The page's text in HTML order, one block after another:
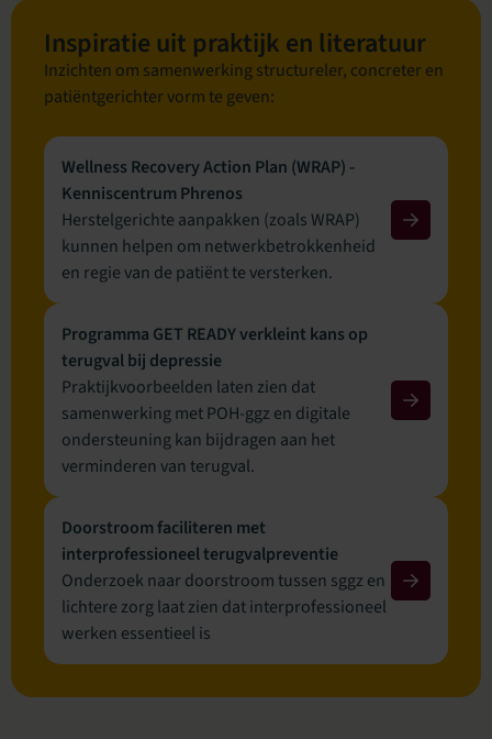
Inspiratie uit praktijk en literatuur
Inzichten om samenwerking structureler, concreter en
patiëntgerichter vorm te geven:
Wellness Recovery Action Plan (WRAP) -
Kenniscentrum Phrenos
Herstelgerichte aanpakken (zoals WRAP)
kunnen helpen om netwerkbetrokkenheid
en regie van de patiënt te versterken.
Programma GET READY verkleint kans op
terugval bij depressie
Praktijkvoorbeelden laten zien dat
samenwerking met POH-ggz en digitale
ondersteuning kan bijdragen aan het
verminderen van terugval.
Doorstroom faciliteren met
interprofessioneel terugvalpreventie
Onderzoek naar doorstroom tussen sggz en
lichtere zorg laat zien dat interprofessioneel
werken essentieel is